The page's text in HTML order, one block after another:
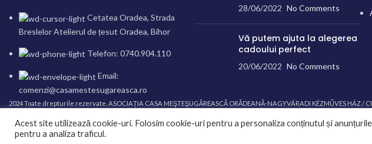
Cetatea Oradea, Strada
Breslelor Atelierul de țesut Oradea, Bihor
Telefon: 0740.904.110
Email:
comenzi@casamestesugareasca.ro
28/06/2022 No Comments
Vă putem ajuta la alegerea
cadoului perfect
20/06/2022 No Comments
2024 Toate drepturile rezervate. ASOCIAȚIA CASA MEŞTEŞUGĂREASCĂ ORĂDEANĂ-NAGYVÁRADI KÉZMŰVES HÁZ /
Ingeniously developed and sustained by Edy Creative.ro
Acest site utilizează cookie-uri. Folosim cookie-uri pentru a personaliza conținutul și
pentru a analiza traficul.